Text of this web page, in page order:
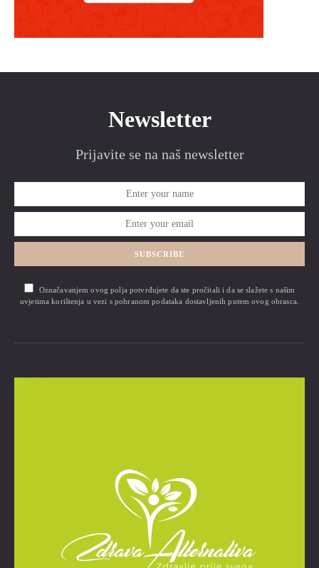
Newsletter
Prijavite se na naš newsletter
SUBSCRIBE
Označavanjem ovog polja potvrđujete da ste pročitali i da se slažete s našim
uvjetima korištenja u vezi s pohranom podataka dostavljenih putem ovog obrasca.